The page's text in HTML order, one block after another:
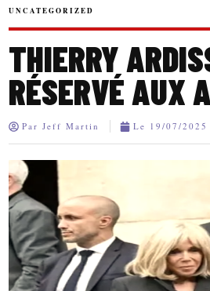
UNCATEGORIZED
THIERRY
RÉSERVÉ AUX
Par Jeff Martin Le 19/07/2025